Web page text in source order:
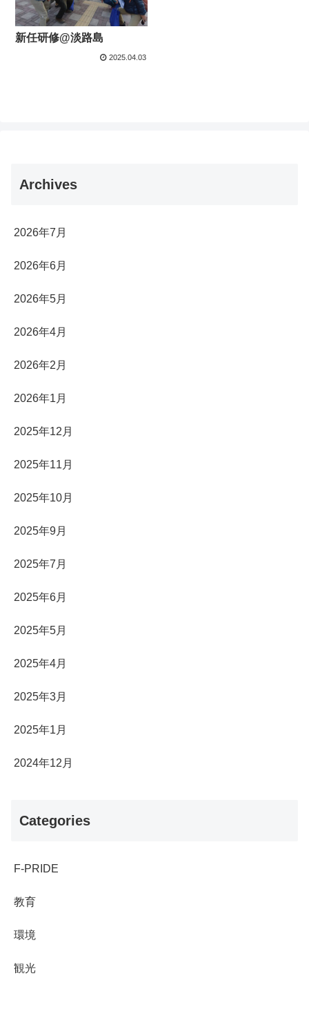
新任研修@淡路島
2025.04.03
Archives
2026年7月
2026年6月
2026年5月
2026年4月
2026年2月
2026年1月
2025年12月
2025年11月
2025年10月
2025年9月
2025年7月
2025年6月
2025年5月
2025年4月
2025年3月
2025年1月
2024年12月
Categories
F-PRIDE
教育
環境
観光